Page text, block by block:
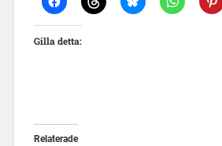
Gilla detta:
Relaterade